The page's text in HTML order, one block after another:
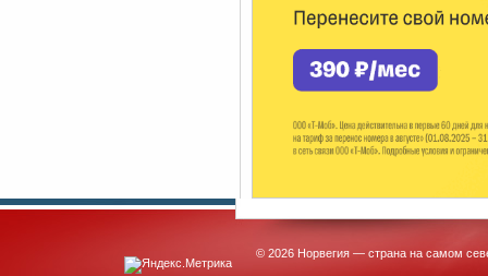
© 2026 Норвегия — страна на самом